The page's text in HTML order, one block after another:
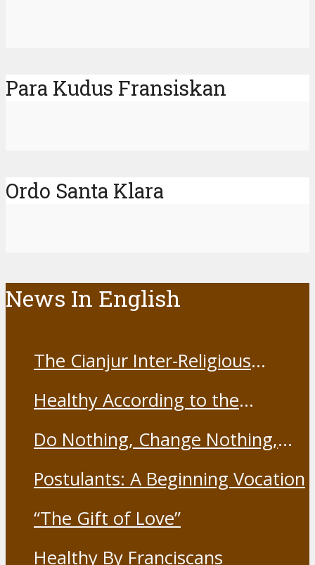
Para Kudus Fransiskan
Ordo Santa Klara
News In English
The Cianjur Inter-Religious
19 Vaccine
Healthy According to the
Do Nothing, Change Nothing,
Postulants: A Beginning Vocation
“The Gift of Love”
Healthy By Franciscans